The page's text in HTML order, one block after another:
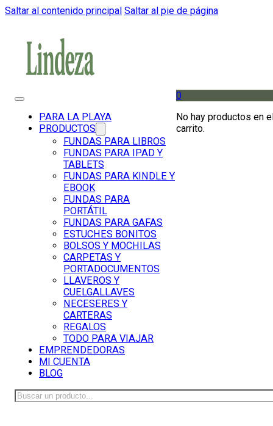
Saltar al contenido principal Saltar al pie de página
PARA LA PLAYA
PRODUCTOS
FUNDAS PARA LIBROS
FUNDAS PARA IPAD Y
TABLETS
FUNDAS PARA KINDLE Y
EBOOK
FUNDAS PARA
PORTÁTIL
FUNDAS PARA GAFAS
ESTUCHES BONITOS
BOLSOS Y MOCHILAS
CARPETAS Y
PORTADOCUMENTOS
LLAVEROS Y
CUELGALLAVES
NECESERES Y
CARTERAS
REGALOS
TODO PARA VIAJAR
EMPRENDEDORAS
MI CUENTA
BLOG
0
No hay productos en
carrito.
Buscar